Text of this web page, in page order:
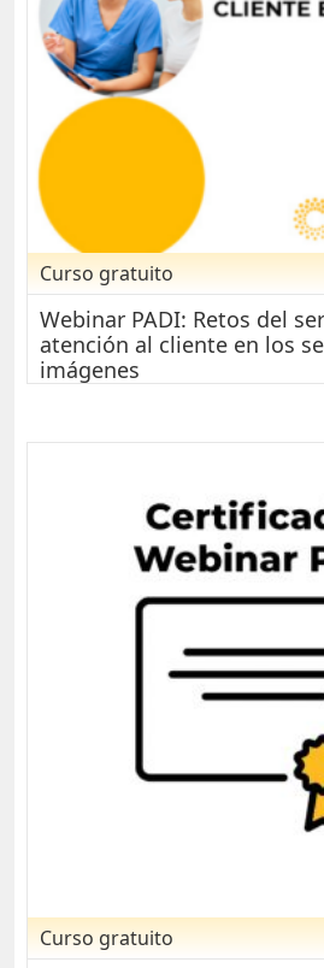
Curso gratuito
Webinar PADI: Retos del
atención al cliente en los
imágenes
Curso gratuito